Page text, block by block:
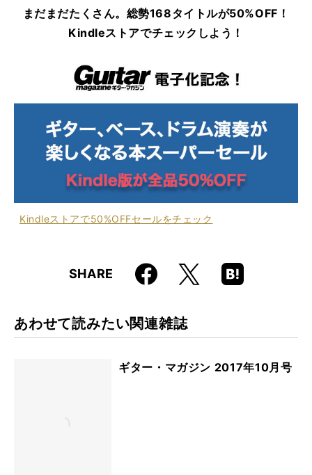
まだまだたくさん。総勢168タイトルが50%OFF！
Kindleストアでチェックしよう！
Kindleストアで50%OFFセールをチェック
SHARE Faceboo
k
X
Hatena
Boo
あわせて読みたい関連雑誌
ギター・マガジン 2017年10月号